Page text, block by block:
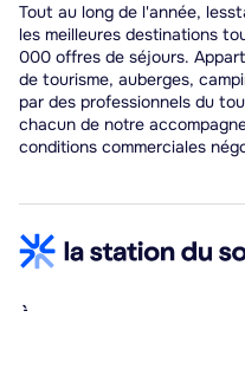
Tout au long de l'année,
les meilleures destinations
000 offres de séjours.
de tourisme, auberges,
par des professionnels du
chacun de notre
conditions commerciales
À propos